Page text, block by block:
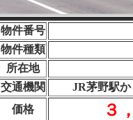
物件番号
物件種類
所在地
交通機関
JR茅野駅
価格
３